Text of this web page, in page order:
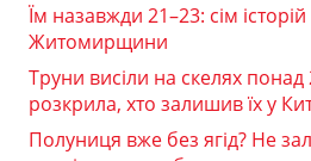
Їм назавжди 21–23: сім
Житомирщини
Труни висіли на скелях понад
розкрила, хто залишив їх у
Полуниця вже без ягід? Не